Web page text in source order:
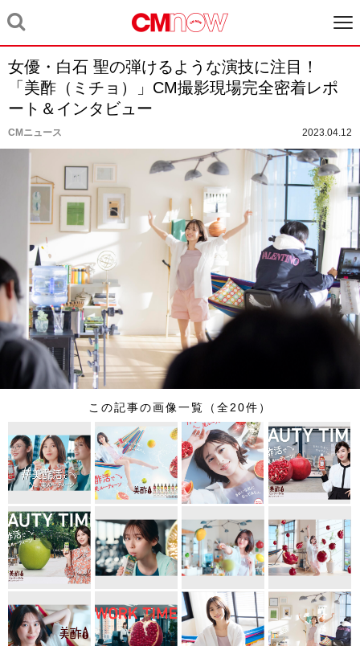
女優・白石 聖の弾けるような演技に注目！
「美酢（ミチョ）」CM撮影現場完全密着レポ
ート＆インタビュー
CMニュース 2023.04.12
この記事の画像一覧（全20件）